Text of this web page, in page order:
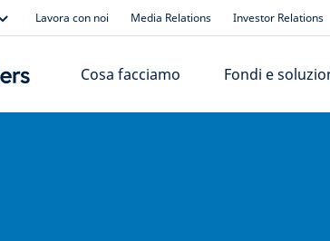
Lavora con noi Media Relations Investor Relations
Cosa facciamo Fondi e